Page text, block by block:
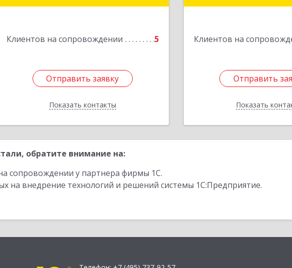
Клиентов на сопровождении 5
Отправить заявку
Показать контакты
Отправить заявку
Назад
Клиентов на
Отправить
Показать
Отправить
Назад
обратите внимание на:
сопровождении у партнера фирмы 1С.
на внедрение технологий и решений системы 1С:Предприятие.